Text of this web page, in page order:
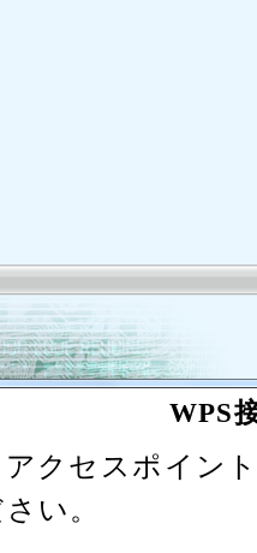
WPS
クセスポイン
い。